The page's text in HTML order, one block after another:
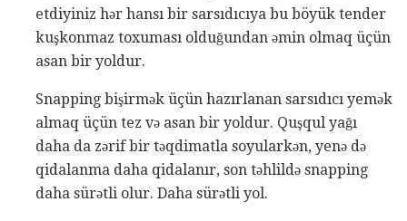
etdiyiniz hər hansı bir sarsıdıcıya bu böyük tender
kuşkonmaz toxuması olduğundan əmin olmaq üçün
asan bir yoldur.
Snapping bişirmək üçün hazırlanan sarsıdıcı yemək
almaq üçün tez və asan bir yoldur. Quşqul yağı
daha da zərif bir təqdimatla soyularkən, yenə də
qidalanma daha qidalanır, son təhlildə snapping
daha sürətli olur. Daha sürətli yol.